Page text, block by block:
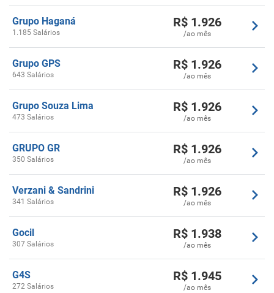
Grupo Haganá
1.185 Salários
R$1.926
/ao mês
Grupo GPS
643 Salários
R$1.926
/ao mês
Grupo Souza Lima
473 Salários
R$1.926
/ao mês
GRUPO GR
350 Salários
R$1.926
/ao mês
Verzani & Sandrini
341 Salários
R$1.926
/ao mês
Gocil
307 Salários
R$1.938
/ao mês
G4S
272 Salários
R$1.945
/ao mês